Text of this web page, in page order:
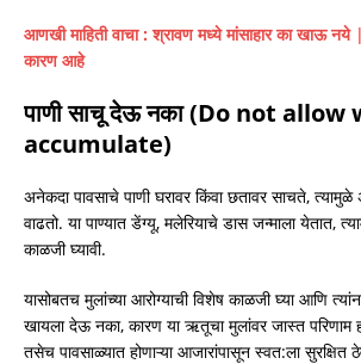
आणखी माहिती वाचा :श्रावण मध्ये मांसाहार का खाऊ
कारण आहे
पाणी साचू देऊ नका (Do not
accumulate)
अनेकदा पावसाचे पाणी घरावर किंवा छतावर साचते,
वाढतो. या पाण्यात डेंग्यू, मलेरियाचे डास जन्माला येतात,
काळजी घ्यावी.
यासोबतच मुलांच्या आरोग्याची विशेष काळजी घ्या आणि
खायला देऊ नका, कारण या ऋतूचा मुलांवर जास्त परिणाम
तसेच पावसाळ्यात होणाऱ्या आजारांपासून स्वत:ला सुरक्षित